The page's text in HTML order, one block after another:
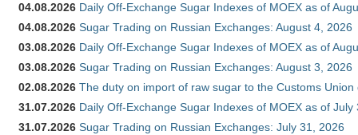
04.08.2026 Daily Off-Exchange Sugar Indexes of MOEX as of
04.08.2026 Sugar Trading on Russian Exchanges: August 4, 2026
03.08.2026 Daily Off-Exchange Sugar Indexes of MOEX as of
03.08.2026 Sugar Trading on Russian Exchanges: August 3, 2026
02.08.2026 The duty on import of raw sugar to the Customs
31.07.2026 Daily Off-Exchange Sugar Indexes of MOEX as of July
31.07.2026 Sugar Trading on Russian Exchanges: July 31, 2026